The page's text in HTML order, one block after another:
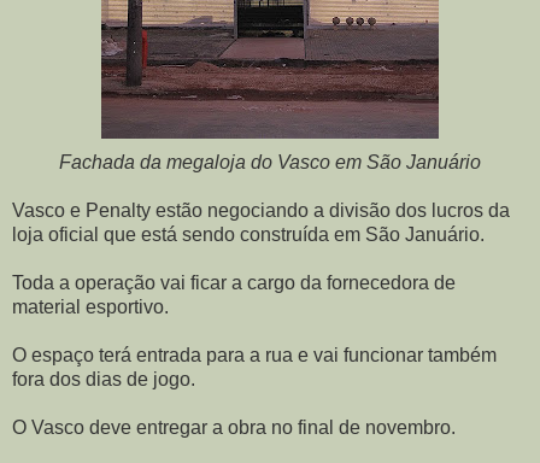
Fachada da megaloja do Vasco em São Januário
Vasco e Penalty estão negociando a divisão dos lucros da
loja oficial que está sendo construída em São Januário.
Toda a operação vai ficar a cargo da fornecedora de
material esportivo.
O espaço terá entrada para a rua e vai funcionar também
fora dos dias de jogo.
O Vasco deve entregar a obra no final de novembro.